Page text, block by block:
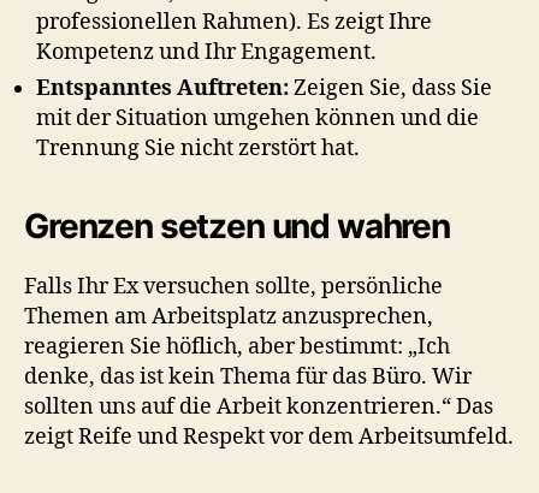
professionellen Rahmen). Es zeigt Ihre
Kompetenz und Ihr Engagement.
Entspanntes Auftreten:Zeigen Sie, dass Sie
mit der Situation umgehen können und die
Trennung Sie nicht zerstört hat.
Grenzen setzen und wahren
Falls Ihr Ex versuchen sollte, persönliche
Themen am Arbeitsplatz anzusprechen,
reagieren Sie höflich, aber bestimmt: „Ich
denke, das ist kein Thema für das Büro. Wir
sollten uns auf die Arbeit konzentrieren.“ Das
zeigt Reife und Respekt vor dem Arbeitsumfeld.